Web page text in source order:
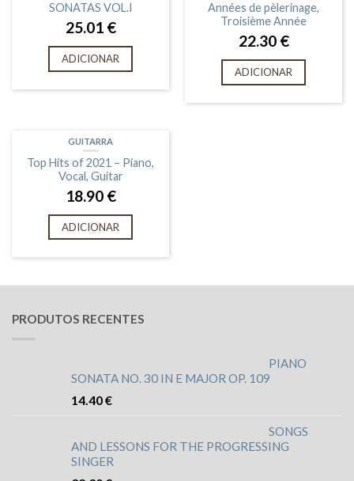
SONATAS VOL.I
25.01 €
ADICIONAR
Années de pèlerinage,
Troisième Année
22.30 €
ADICIONAR
GUITARRA
Top Hits of 2021 – Piano,
Vocal, Guitar
18.90 €
ADICIONAR
PRODUTOS RECENTES
PIANO
SONATA NO. 30 IN E MAJOR OP. 109
14.40€
SONGS
AND LESSONS FOR THE PROGRESSING
SINGER